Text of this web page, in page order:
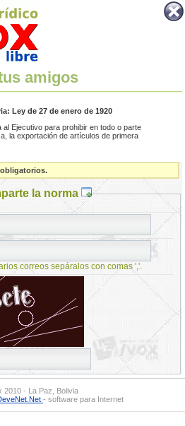
amigos
Ley de 27 de enero de 1920
Ejecutivo para prohibir en todo o parte
la exportación de artículos de primera
la norma
correos sepáralos con comas ','.
2010 - La Paz, Bolivia
- software para Internet